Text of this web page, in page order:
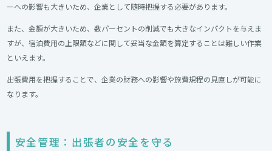
ーへの影響も大きいため、企業として随時把握する必要があります。
また、金額が大きいため、数パーセントの削減でも大きなインパクトを与えま
すが、宿泊費用の上限額などに関して妥当な金額を算定することは難しい作業
といえます。
出張費用を把握することで、企業の財務への影響や旅費規程の見直しが可能に
なります。
安全管理：出張者の安全を守る